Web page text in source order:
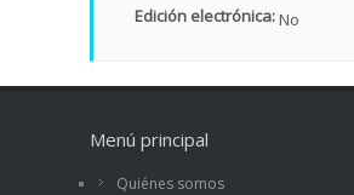
Edición electrónica:No
Menú principal
Quiénes somos